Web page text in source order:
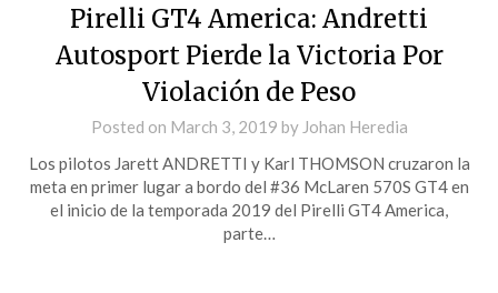
Pirelli GT4 America: Andretti
Autosport Pierde la Victoria Por
Violación de Peso
Posted on March 3, 2019 by Johan Heredia
Los pilotos Jarett ANDRETTI y Karl THOMSON cruzaron la
meta en primer lugar a bordo del #36 McLaren 570S GT4 en
el inicio de la temporada 2019 del Pirelli GT4 America,
parte…